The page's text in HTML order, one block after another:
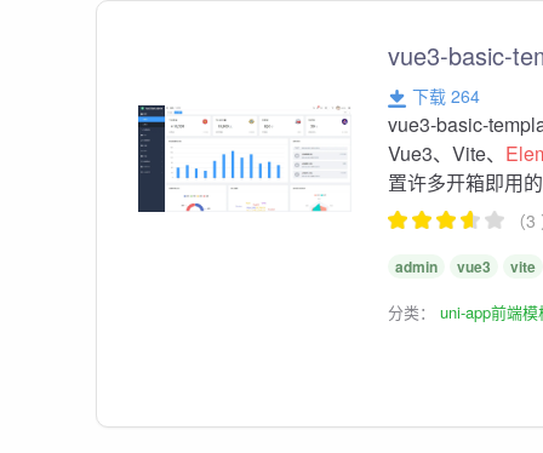
vue3-basic-
下载 264
vue3-basic-
Vue3、Vite、
置许多开箱即用
（
admin vue3 vite
分类：uni-app前端模